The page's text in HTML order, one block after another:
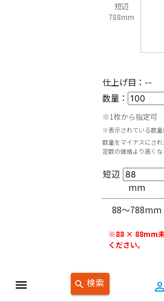
menu search 検索 person_outline
短辺
788mm
仕上げ目： --
数量：
※1枚から指定可
※表示されている数量
数量をマイナスにさ
定数の価格より高くな
短辺
mm
88〜788mm
※88 × 88mm未
ください。